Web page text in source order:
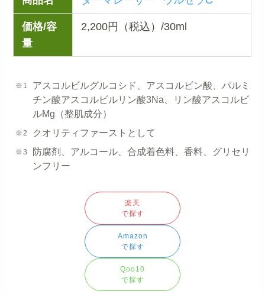
価格/容
量
2,200円（税込）/30ml
アスコルビルグルコシド、アスコルビン酸、パルミ
チン酸アスコルビルリン酸3Na、リン酸アスコルビ
ルMg（整肌成分）
クオリティファーストとして
防腐剤、アルコール、合成着色料、香料、グリセリ
ンフリー
楽天
で探す
Amazon
で探す
Qoo10
で探す